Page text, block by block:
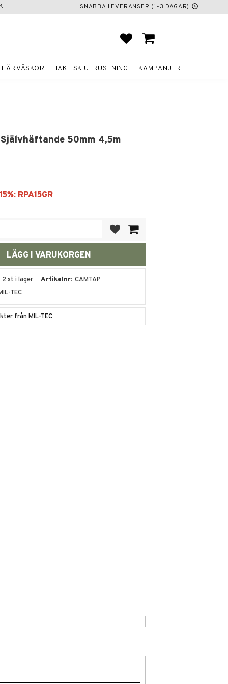
SNABBA LEVERANSER (1-3 DAGAR) schedule
FAVORITER
KUNDVAGN
TAKTISK UTRUSTNING KAMPANJER
Självhäftande 50mm 4,5m
2 st i lager Artikelnr CAMTAP
TEC
från MIL-TEC